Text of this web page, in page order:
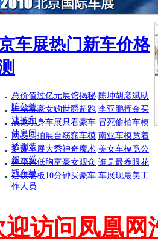
车展热门新车价格
总价值过亿元展馆揭秘 陈坤胡彦斌助
阵公益
神秘富豪女购世爵超跑 李亚鹏挥金买
法拉利
成龙现身车展只看豪车 冒死偷拍车模
休息间
网友实拍展台窈窕车模 南亚车模竟着
透明装
刘谦车展大秀神奇魔术 美女车模竟公
然示爱
神秘超低胸富豪女观众 谁是最养眼花
瓶车模
疑煤老板10分钟买豪车 车展现最美工
作人员
迎访问凤凰网